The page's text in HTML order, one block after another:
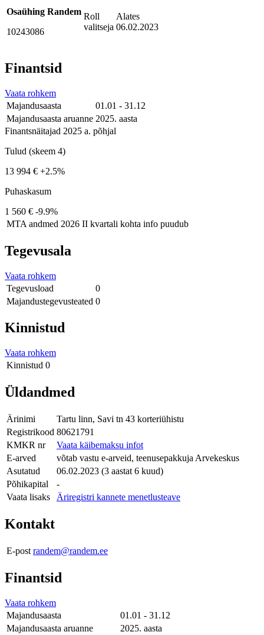
Osaühing Randem
10243086
Roll
valitseja
Alates
06.02.2023
Finantsid
Vaata rohkem
Majandusaasta
01.01 - 31.12
Majandusaasta aruanne 2025. aasta
Finantsnäitajad 2025 a. põhjal
Tulud (skeem 4)
13 994 € +2.5%
Puhaskasum
1 560 € -9.9%
MTA andmed 2026 II kvartali kohta info puudub
Tegevusala
Vaata rohkem
Tegevusload
0
Majandustegevusteated 0
Kinnistud
Vaata rohkem
Kinnistud 0
Üldandmed
Ärinimi
Tartu linn, Savi tn 43 korteriühistu
Registrikood 80621791
KMKR nr
Vaata käibemaksu infot
E-arved
võtab vastu e-arveid, teenusepakkuja Arvekeskus
Asutatud
06.02.2023 (3 aastat 6 kuud)
Põhikapital
-
Vaata lisaks
Äriregistri kannete menetlusteave
Kontakt
E-post randem@randem.ee
Finantsid
Vaata rohkem
Majandusaasta
01.01 - 31.12
Majandusaasta aruanne
2025. aasta